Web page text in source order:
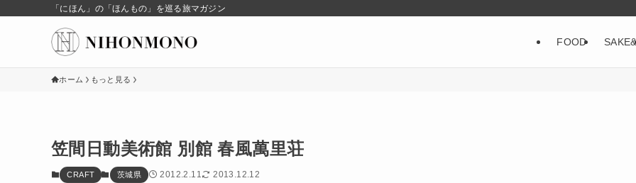
「にほん」の「ほんもの」を巡る旅マガジン
FOOD
ホーム もっと見る
笠間日動美術館 別館 春風萬里荘
CRAFT 茨城県 2012.2.11 2013.12.12